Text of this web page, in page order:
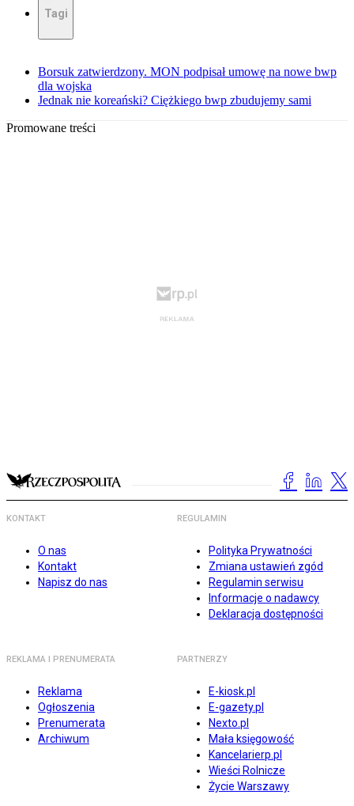
Tagi
Borsuk zatwierdzony. MON podpisał umowę na nowe bwp
dla wojska
Jednak nie koreański? Ciężkiego bwp zbudujemy sami
Promowane treści
KONTAKT
O nas
Kontakt
Napisz do nas
REGULAMIN
Polityka Prywatności
Zmiana ustawień zgód
Regulamin serwisu
Informacje o nadawcy
Deklaracja dostępności
REKLAMA I PRENUMERATA
Reklama
Ogłoszenia
Prenumerata
Archiwum
PARTNERZY
E-kiosk.pl
E-gazety.pl
Nexto.pl
Mała księgowość
Kancelarierp.pl
Wieści Rolnicze
Życie Warszawy